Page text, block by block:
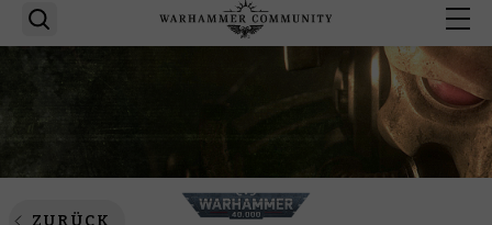
ZURÜCK